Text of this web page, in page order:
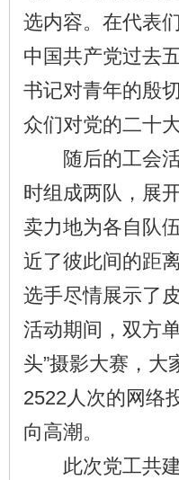
选内容。在代表
中国共产党过去
书记对青年的殷
众们对党的二十
随后的工会活
时组成两队，展
卖力地为各自队
近了彼此间的距
选手尽情展示了
活动期间，双方
头”摄影大赛，
2522人次的网络
向高潮。
此次党工共建